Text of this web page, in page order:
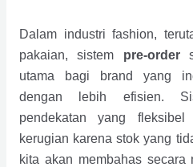
Dalam industri fashion,
pakaian, sistem pre-order
utama bagi brand yang
dengan lebih efisien.
pendekatan yang
kerugian karena stok yang
kita akan membahas